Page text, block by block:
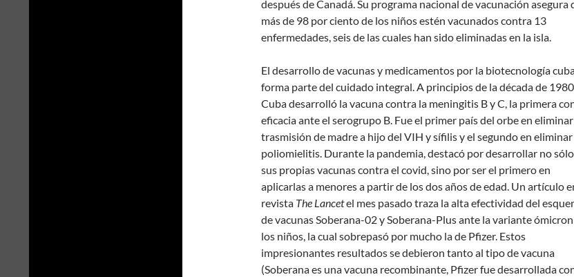
después de Canadá. Su programa nacional de vacunación asegura
más de 98 por ciento de los niños estén vacunados contra 13
enfermedades, seis de las cuales han sido eliminadas en la isla.
El desarrollo de vacunas y medicamentos por la biotecnología
forma parte del cuidado integral. A principios de la década de 1980
Cuba desarrolló la vacuna contra la meningitis B y C, la primera
eficacia ante el serogrupo B. Fue el primer país del orbe en
trasmisión de madre a hijo del VIH y sífilis y el segundo en
poliomielitis. Durante la pandemia, destacó por desarrollar no sólo
sus propias vacunas contra el covid, sino por ser el primero en
aplicarlas a menores a partir de los dos años de edad. Un artículo
revista The Lancetel mes pasado traza la alta efectividad del
de vacunas Soberana-02 y Soberana-Plus ante la variante
los niños, la cual sobrepasó por mucho la de Pfizer. Estos
impresionantes resultados se debieron tanto al tipo de vacuna
(Soberana es una vacuna recombinante, Pfizer fue desarrollada